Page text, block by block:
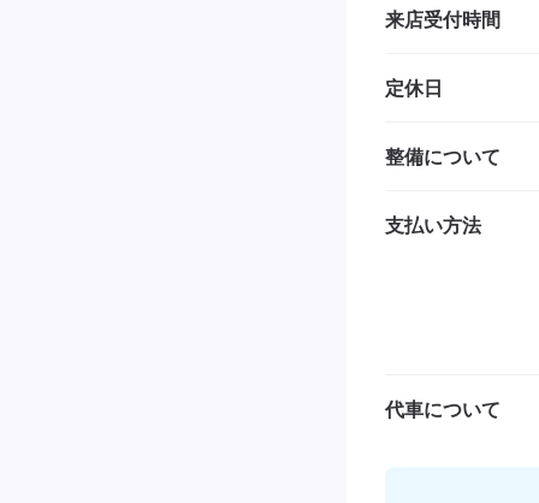
来店受付時間
定休日
整備について
支払い方法
代車について